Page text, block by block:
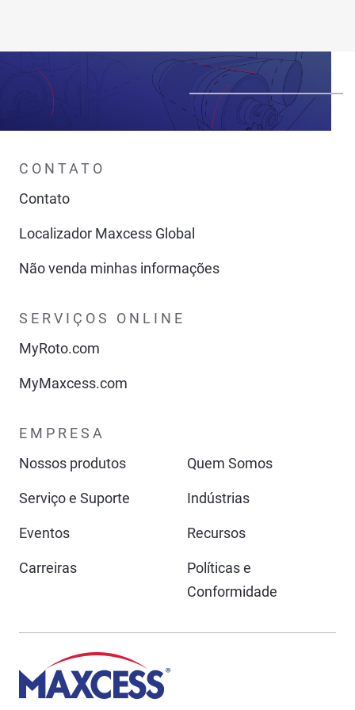
CONTATO
Contato
Localizador Maxcess Global
Não venda minhas informações
SERVIÇOS ONLINE
MyRoto.com
MyMaxcess.com
EMPRESA
Nossos produtos
Quem Somos
Serviço e Suporte Indústrias
Eventos Recursos
Carreiras
Políticas e
Conformidade